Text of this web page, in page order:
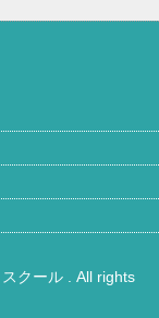
クール. All rights